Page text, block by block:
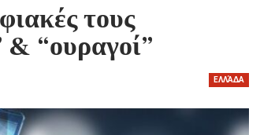
τους
“ουραγοί”
ΕΛΛΆΔΑ